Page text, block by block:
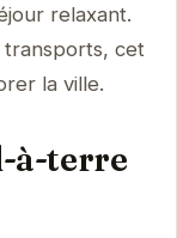
relaxant.
transports, cet
la ville.
à-terre